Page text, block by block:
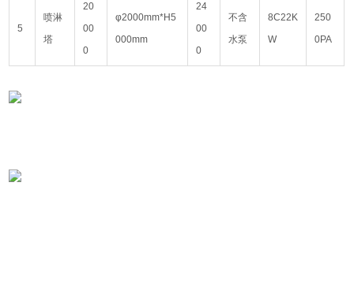
5
喷淋
塔
20
00
0
φ2000mm*H5
000mm
24
00
0
不含
水泵
8C22K
W
250
0PA